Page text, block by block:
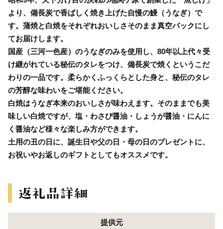
より、備長炭で香ばしく焼き上げた自慢の鰻（うなぎ）で
す。蒲焼と白焼をそれぞれおいしさそのまま真空パックにし
てお届けします。
国産（三河一色産）のうなぎのみを使用し、80年以上代々受
け継がれている秘伝のタレをつけ、備長炭で焼くというこだ
わりの一品です。柔らかくふっくらとした身と、秘伝のタレ
の芳醇な味わいをご堪能ください。
白焼はうなぎ本来のおいしさが味わえます。そのままでも美
味しい白焼ですが、塩・わさび醤油・しょうが醤油・にんに
く醤油など様々な楽しみ方ができます。
土用の丑の日に、誕生日や父の日・母の日のプレゼントに、
お祝いやお返しのギフトとしてもオススメです。
提供元